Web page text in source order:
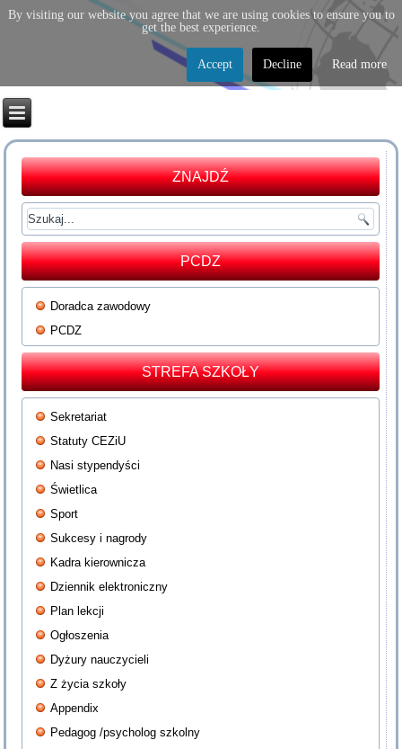
ZNAJDŹ
PCDZ
Doradca zawodowy
PCDZ
STREFA SZKOŁY
Sekretariat
Statuty CEZiU
Nasi stypendyści
Świetlica
Sport
Sukcesy i nagrody
Kadra kierownicza
Dziennik elektroniczny
Plan lekcji
Ogłoszenia
Dyżury nauczycieli
Z życia szkoły
Appendix
Pedagog /psycholog szkolny
By visiting our website you agree that we are using cookies to ensure you to
get the best experience.
Accept Decline Read more